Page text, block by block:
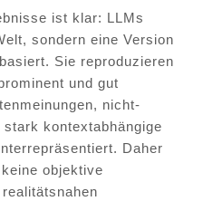
ist klar: LLMs
sondern eine Version
Sie reproduzieren
und gut
nicht-
kontextabhängige
Daher
objektive